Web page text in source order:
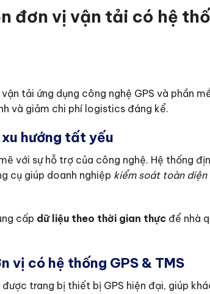
đơn vị vận tải có hệ
tải ứng dụng công nghệ GPS và phần
và giảm chi phí logistics đáng kể.
hướng tất yếu
với sự hỗ trợ của công nghệ. Hệ thống
cụ giúp doanh nghiệp kiểm soát toàn diện
cấp dữ liệu theo thời gian thựcđể nhà
vị có hệ thống GPS & TMS
được trang bị thiết bị GPS hiện đại, giúp